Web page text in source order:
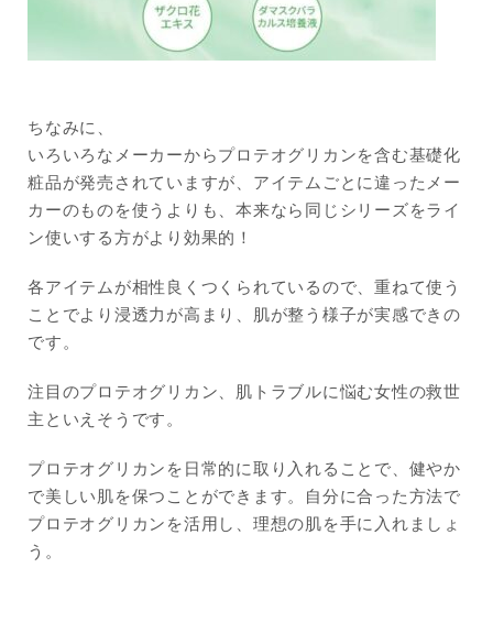
ちなみに、
いろいろなメーカーからプロテオグリカンを含む基礎化
粧品が発売されていますが、アイテムごとに違ったメー
カーのものを使うよりも、本来なら同じシリーズをライ
ン使いする方がより効果的！
各アイテムが相性良くつくられているので、重ねて使う
ことでより浸透力が高まり、肌が整う様子が実感できの
です。
注目のプロテオグリカン、肌トラブルに悩む女性の救世
主といえそうです。
プロテオグリカンを日常的に取り入れることで、健やか
で美しい肌を保つことができます。自分に合った方法で
プロテオグリカンを活用し、理想の肌を手に入れましょ
う。